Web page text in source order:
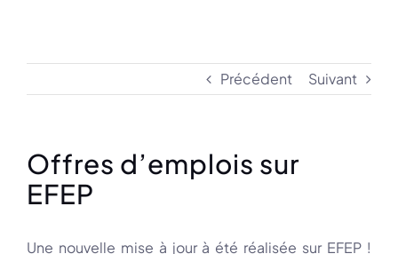
Précédent Suivant
Offres d’emplois sur
EFEP
Une nouvelle mise à jour à été réalisée sur EFEP !